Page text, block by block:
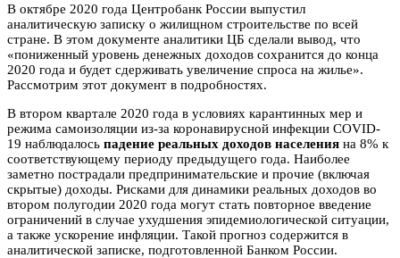
В октябре 2020 года Центробанк России выпустил
аналитическую записку о жилищном строительстве по всей
стране. В этом документе аналитики ЦБ сделали вывод, что
«пониженный уровень денежных доходов сохранится до конца
2020 года и будет сдерживать увеличение спроса на жилье».
Рассмотрим этот документ в подробностях.
В втором квартале 2020 года в условиях карантинных мер и
режима самоизоляции из-за коронавирусной инфекции COVID-
19 наблюдалось падение реальных доходов населения на 8% к
соответствующему периоду предыдущего года. Наиболее
заметно пострадали предпринимательские и прочие (включая
скрытые) доходы. Рисками для динамики реальных доходов во
втором полугодии 2020 года могут стать повторное введение
ограничений в случае ухудшения эпидемиологической ситуации,
а также ускорение инфляции. Такой прогноз содержится в
аналитической записке, подготовленной Банком России.